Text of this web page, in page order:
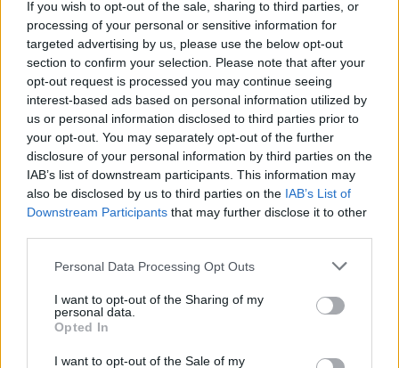
If you wish to opt-out of the sale, sharing to third parties, or
processing of your personal or sensitive information for
targeted advertising by us, please use the below opt-out
section to confirm your selection. Please note that after your
opt-out request is processed you may continue seeing
interest-based ads based on personal information utilized by
us or personal information disclosed to third parties prior to
your opt-out. You may separately opt-out of the further
disclosure of your personal information by third parties on the
IAB’s list of downstream participants. This information may
also be disclosed by us to third parties on the IAB’s List of
Downstream Participants that may further disclose it to other
Please note that this website/app uses one or more Google
not limited to your visit or usage behaviour. You may click to
grant or deny consent to Google and its third-party tags to
use your data for below specified purposes in below Google
consent section.
Personal Data Processing Opt Outs
I want to opt-out of the Sharing of my
personal data.
Opted In
I want to opt-out of the Sale of my
διάσωσης 254 πολιτών μέσω θαλάσσης από την
Πυροσβεστική
08.08.2026